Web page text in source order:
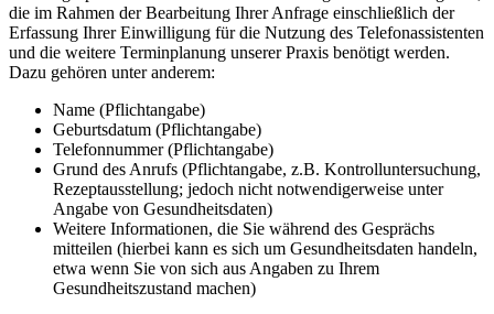
die im Rahmen der Bearbeitung Ihrer Anfrage einschließlich der
Erfassung Ihrer Einwilligung für die Nutzung des Telefonassistenten
und die weitere Terminplanung unserer Praxis benötigt werden.
Dazu gehören unter anderem:
Name (Pflichtangabe)
Geburtsdatum (Pflichtangabe)
Telefonnummer (Pflichtangabe)
Grund des Anrufs (Pflichtangabe, z.B. Kontrolluntersuchung,
Rezeptausstellung; jedoch nicht notwendigerweise unter
Angabe von Gesundheitsdaten)
Weitere Informationen, die Sie während des Gesprächs
mitteilen (hierbei kann es sich um Gesundheitsdaten handeln,
etwa wenn Sie von sich aus Angaben zu Ihrem
Gesundheitszustand machen)